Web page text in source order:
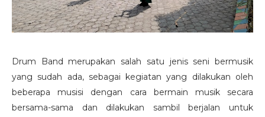
Drum Band merupakan salah satu jenis seni bermusik
yang sudah ada, sebagai kegiatan yang dilakukan oleh
beberapa musisi dengan cara bermain musik secara
bersama-sama dan dilakukan sambil berjalan untuk